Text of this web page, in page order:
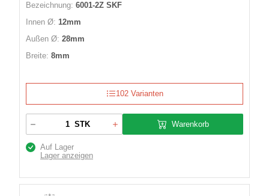
Bezeichnung: 6001-2Z SKF
Innen Ø: 12mm
Außen Ø: 28mm
Breite: 8mm
102 Varianten
STK Warenkorb
Auf Lager
Lager anzeigen